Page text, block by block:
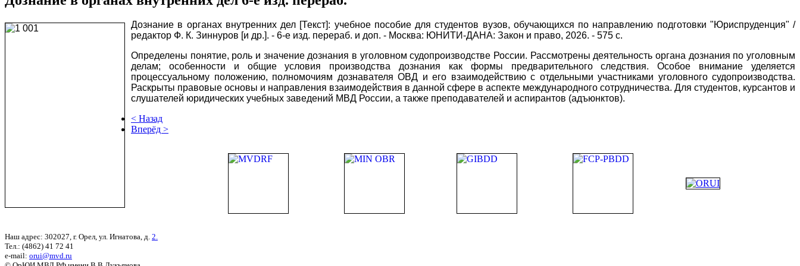
Дознание в органах внутренних дел [Текст]: учебное пособие для студентов вузов, обучающихся по направлению подготовки "Юриспруденция" /
редактор Ф. К. Зиннуров [и др.]. - 6-е изд. перераб. и доп. - Москва: ЮНИТИ-ДАНА: Закон и право, 2026. - 575 с.
Определены понятие, роль и значение дознания в уголовном судопроизводстве России. Рассмотрены деятельность органа дознания по уголовным
делам; особенности и общие условия производства дознания как формы предварительного следствия. Особое внимание уделяется
процессуальному положению, полномочиям дознавателя ОВД и его взаимодействию с отдельными участниками уголовного судопроизводства.
Раскрыты правовые основы и направления взаимодействия в данной сфере в аспекте международного сотрудничества. Для студентов, курсантов и
слушателей юридических учебных заведений МВД России, а также преподавателей и аспирантов (адъюнктов).
< Назад
Вперёд >
Наш адрес: 302027, г. Орел, ул. Игнатова, д. 2.
Тел.: (4862) 41 72 41
e-mail: orui@mvd.ru